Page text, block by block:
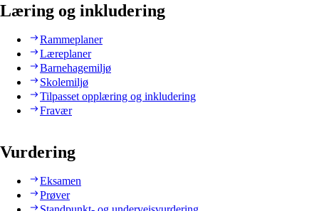
Læring og inkludering
Rammeplaner
Læreplaner
Barnehagemiljø
Skolemiljø
Tilpasset opplæring og inkludering
Fravær
Vurdering
Eksamen
Prøver